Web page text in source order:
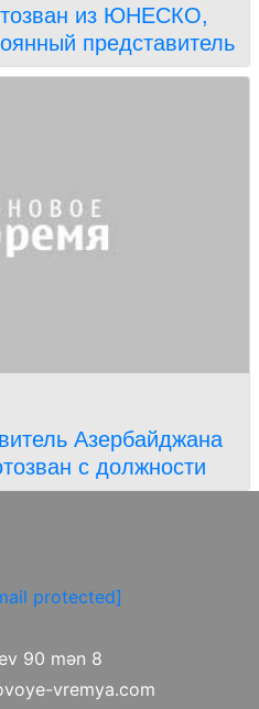
из ЮНЕСКО,
представитель
Азербайджана
с должности
protected]
90 mən 8
vremya.com